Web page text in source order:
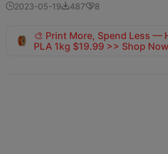
2023-05-194878
🎨 Print More, Spend Less —
PLA 1kg $19.99 >> Shop Now